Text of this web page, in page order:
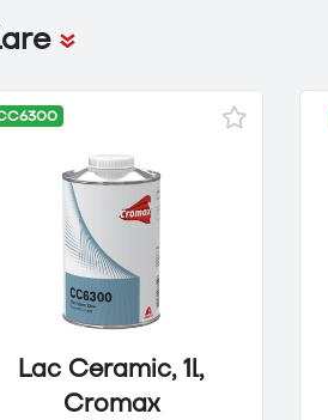
Lac Ceramic, 1l,
Cromax